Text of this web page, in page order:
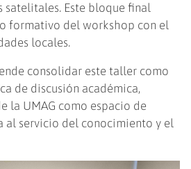
satelitales. Este bloque final
formativo del workshop con el
locales.
consolidar este taller como
de discusión académica,
la UMAG como espacio de
al servicio del conocimiento y el